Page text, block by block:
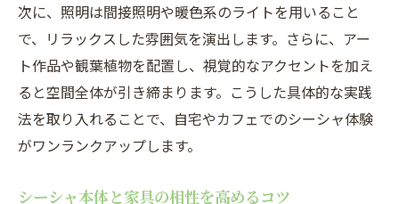
次に、照明は間接照明や暖色系のライトを用いること
で、リラックスした雰囲気を演出します。さらに、アー
ト作品や観葉植物を配置し、視覚的なアクセントを加え
ると空間全体が引き締まります。こうした具体的な実践
法を取り入れることで、自宅やカフェでのシーシャ体験
がワンランクアップします。
シーシャ本体と家具の相性を高めるコツ